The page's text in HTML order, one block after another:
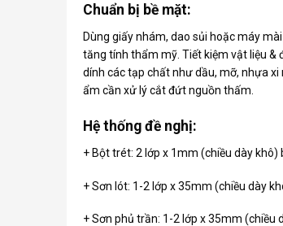
Chuẩn bị bề mặt:
Dùng giấy nhám, dao sủi hoặc máy
tăng tính thẩm mỹ. Tiết kiệm vật liệu &
dính các tạp chất như dầu, mỡ, nhựa
ẩm cần xử lý cắt đứt nguồn thấm.
Hệ thống đề nghị:
+ Bột trét: 2 lớp x 1mm (chiều dày
+ Sơn lót: 1-2 lớp x 35mm (chiều dày
+ Sơn phủ trần: 1-2 lớp x 35mm (chiều